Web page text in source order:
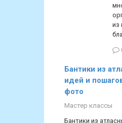
из
Бантики из
идей и
фото
Мастер классы
Бантики из